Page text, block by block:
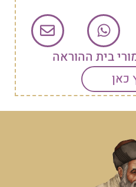
בית ההוראה
כאן